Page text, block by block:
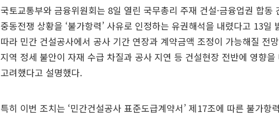
국토교통부와 금융위원회는 8일 열린 국무총리 주재 건설·금융업권 합동
중동전쟁 상황을 ‘불가항력’ 사유로 인정하는 유권해석을 내렸다고 13일
따라 민간 건설공사에서 공사 기간 연장과 계약금액 조정이 가능해질 전
지역 정세 불안이 자재 수급 차질과 공사 지연 등 건설현장 전반에 영향
고려했다고 설명했다.
특히 이번 조치는 ‘민간건설공사 표준도급계약서’ 제17조에 따른 불가항